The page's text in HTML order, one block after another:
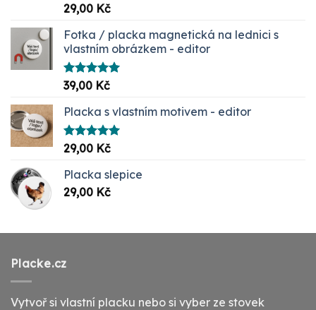
Hodnocení
5.00
29,00 Kč
Fotka / placka magnetická na lednici s
vlastním obrázkem - editor
Hodnocení
5.00
39,00 Kč
Placka s vlastním motivem - editor
Hodnocení
5.00
29,00 Kč
Placka slepice
29,00 Kč
Placke.cz
Vytvoř si vlastní placku nebo si vyber ze stovek